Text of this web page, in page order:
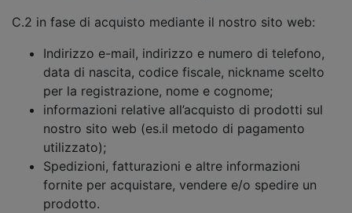
C.2 in fase di acquisto mediante il nostro sito web:
Indirizzo e-mail, indirizzo e numero di telefono,
data di nascita, codice fiscale, nickname scelto
per la registrazione, nome e cognome;
informazioni relative all’acquisto di prodotti sul
nostro sito web (es.il metodo di pagamento
utilizzato);
Spedizioni, fatturazioni e altre informazioni
fornite per acquistare, vendere e/o spedire un
prodotto.